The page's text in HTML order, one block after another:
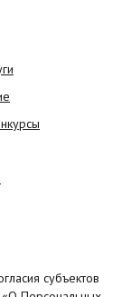
субъектов